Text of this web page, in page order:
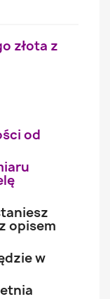
złota z
od
opisem
w